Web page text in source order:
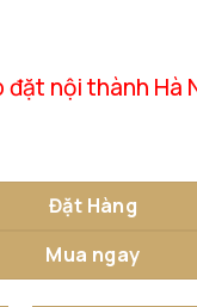
đặt nội thành Hà
Đặt Hàng
Mua ngay